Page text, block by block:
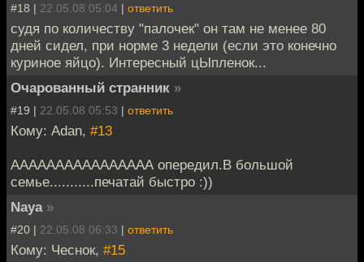
#18 | 22.05.08 05:04 | ответить
судя по количеству "палочек" он там не менее 80
дней сидел, при норме 3 недели (если это конечно
куриное яйцо). Интересный цЫпленок...
Очарованный странник »
#19 | 22.05.08 05:53 | ответить
Кому: Adan, #13
АААААААААААААААА опередил.В большой
семье...........печатай быстро :))
Naya »
#20 | 22.05.08 06:33 | ответить
Кому: Чеснок, #15